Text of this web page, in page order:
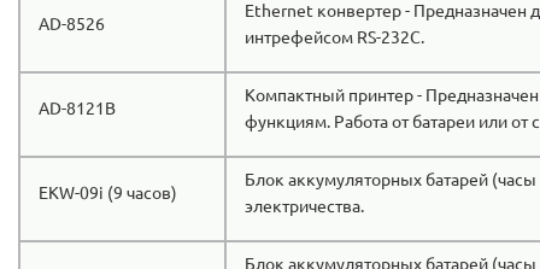
AD-8526
Ethernet конвертер - Предназначен
интрефейсом RS-232C.
AD-8121B
Компактный принтер -
функциям. Работа от батареи или от
EKW-09i (9 часов)
Блок аккумуляторных батарей
электричества.
Блок аккумуляторных батарей